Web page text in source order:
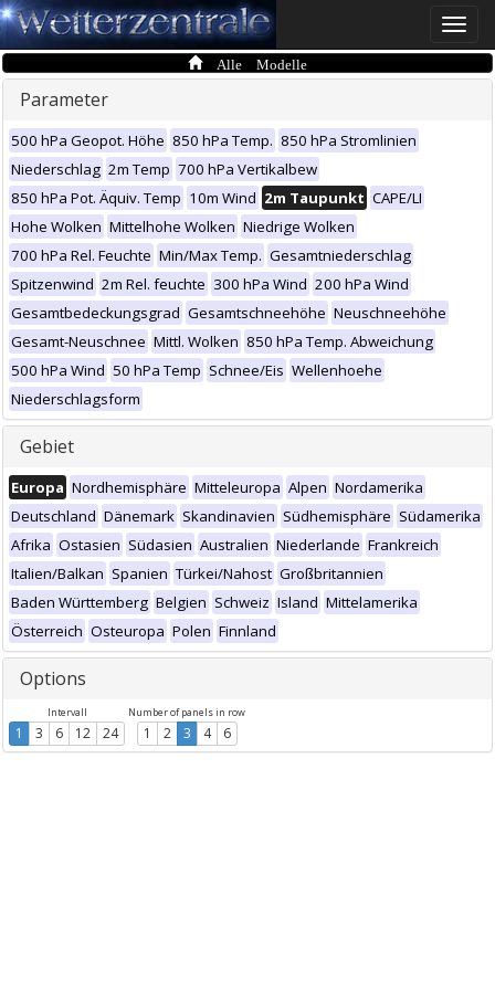
Toggle
Alle Modelle
Parameter
500 hPa Geopot. Höhe 850 hPa Temp. 850 hPa Stromlinien
Niederschlag 2m Temp 700 hPa Vertikalbew
850 hPa Pot. Äquiv. Temp 10m Wind 2m Taupunkt CAPE/LI
Hohe Wolken Mittelhohe Wolken Niedrige Wolken
700 hPa Rel. Feuchte Min/Max Temp. Gesamtniederschlag
Spitzenwind 2m Rel. feuchte 300 hPa Wind 200 hPa Wind
Gesamtbedeckungsgrad Gesamtschneehöhe Neuschneehöhe
Gesamt-Neuschnee Mittl. Wolken 850 hPa Temp. Abweichung
500 hPa Wind 50 hPa Temp Schnee/Eis Wellenhoehe
Niederschlagsform
Gebiet
Europa Nordhemisphäre Mitteleuropa Alpen Nordamerika
Deutschland Dänemark Skandinavien Südhemisphäre Südamerika
Afrika Ostasien Südasien Australien Niederlande Frankreich
Italien/Balkan Spanien Türkei/Nahost Großbritannien
Baden Württemberg Belgien Schweiz Island Mittelamerika
Österreich Osteuropa Polen Finnland
Options
Intervall
1 3 6 12 24
Number of panels in row
1 2 3 4 6